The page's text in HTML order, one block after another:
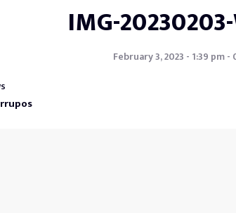
IMG-
February 3, 2023 - 1:39 pm